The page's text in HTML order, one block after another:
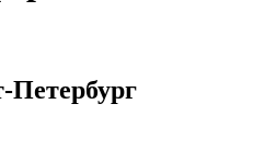
Петербург